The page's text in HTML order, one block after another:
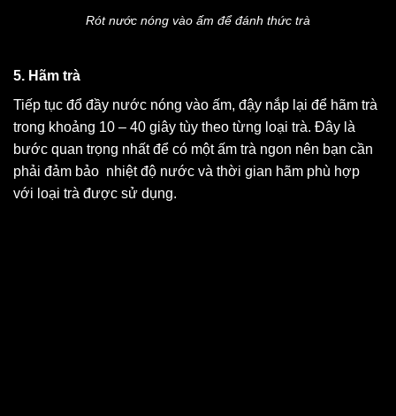
Rót nước nóng vào ấm để đánh thức trà
5. Hãm trà
Tiếp tục đổ đầy nước nóng vào ấm, đậy nắp lại để hãm trà
trong khoảng 10 – 40 giây tùy theo từng loại trà. Đây là
bước quan trọng nhất để có một ấm trà ngon nên bạn cần
phải đảm bảo nhiệt độ nước và thời gian hãm phù hợp
với loại trà được sử dụng.